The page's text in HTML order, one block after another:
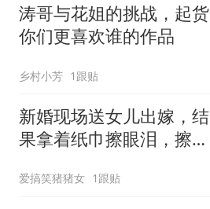
涛哥与花姐的挑战，起货
你们更喜欢谁的作品
乡村小芳 1跟贴
新婚现场送女儿出嫁，结
果拿着纸巾擦眼泪，擦到
爱搞笑猪猪女 1跟贴